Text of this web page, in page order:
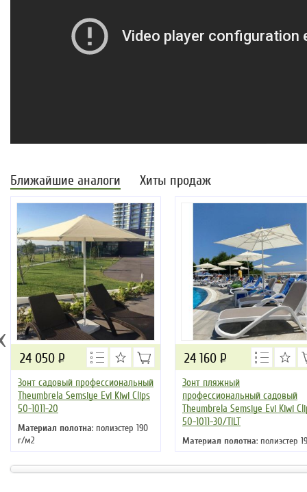
Ближайшие аналоги Хиты продаж
Зонт садовый профессиональный
Theumbrela Semsiye Evi Kiwi Clips
50-1011-20
Материал полотна: полиэстер 190
г/м2
Материал стойки: алюминий
Цвет: бежевый
24 050 Р
Зонт пляжный
профессиональный садовый
Theumbrela Semsiye Evi Kiwi
50-1011-30/TILT
Материал полотна: полиэстер
г/м2
Материал стойки: алюминий
24 160 Р